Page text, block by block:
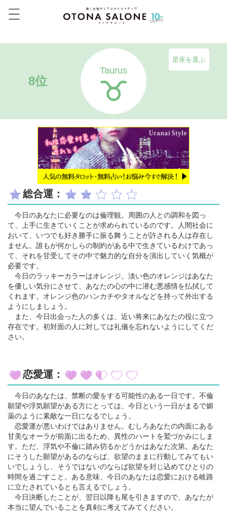
8位
Taurus
星座を選ぶ
総合運：
今日のあなたに必要なのは倫理観。周囲の人との調和を図っ
て、上手に生きていくことが求められているのです。人間社会に
おいて、いつでも好き勝手に振る舞うことが許される人は存在し
ません。誰もが何かしらの制約がある中で生きているわけであっ
て、それを甘受してその中で魅力的な自分を演出していく気概が
必要です。
今日のラッキーカラーはオレンジ。淡い色のオレンジはあなた
を優しい気分にさせて、あなたの心の中に潜む悪感情を払拭して
くれます。オレンジ色のハンカチやタオルなどを持って外出する
ようにしましょう。
また、今日出会った人の多くは、近い将来にあなたの役に立つ
存在です。初対面の人に対しては礼儀を忘れないようにしてくだ
さい。
恋愛運：
今日のあなたは、禁断の愛をする可能性のある一日です。不倫
願望や浮気願望がある方にとっては、今日という一日がまるで媚
薬のように素敵な一日になるでしょう。
恋愛運が悪いわけではありません。むしろあなたの内面にある
甘美なオーラが前面に出るため、異性のハートを鷲づかみにしま
す。ただ、浮気や不倫に踏み切るかどうかはあなた次第。あなた
にそうした願望があるのならば、欲望のままに行動してみてもい
いでしょうし、そうではないのならば欲望を封じ込めてひとりの
時間を過ごすこと。ある意味、今日のあなたは恋愛における岐路
に立たされているとも言えるでしょう。
今日決断したことが、翌日以降も尾を引きますので、あなたが
本当に望んでいることを真剣に考えてみてください。